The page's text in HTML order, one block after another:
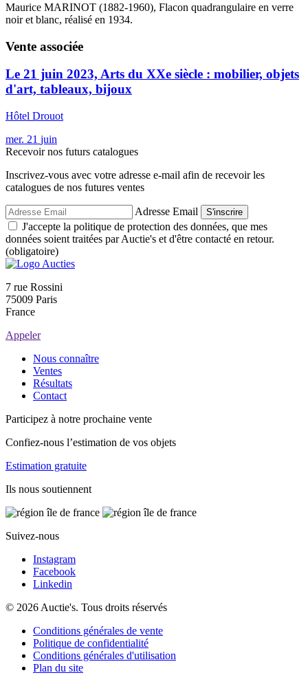
Maurice MARINOT (1882-1960), Flacon quadrangulaire en verre
noir et blanc, réalisé en 1934.
Vente associée
Le 21 juin 2023, Arts du XXe siècle : mobilier, objets
d'art, tableaux, bijoux
Hôtel Drouot
mer. 21 juin
Recevoir nos futurs catalogues
Inscrivez-vous avec votre adresse e-mail afin de recevoir les
catalogues de nos futures ventes
Adresse Email S'inscrire
J'accepte la politique de protection des données, que mes
données soient traitées par Auctie's et d'être contacté en retour.
(obligatoire)
7 rue Rossini
75009 Paris
France
Appeler
Nous connaître
Ventes
Résultats
Contact
Participez à notre prochaine vente
Confiez-nous l’estimation de vos objets
Estimation gratuite
Ils nous soutiennent
Suivez-nous
Instagram
Facebook
Linkedin
© 2026 Auctie's. Tous droits réservés
Conditions générales de vente
Politique de confidentialité
Conditions générales d'utilisation
Plan du site